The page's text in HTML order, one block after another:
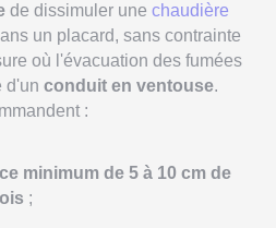
de dissimuler une chaudière
un placard, sans contrainte
où l'évacuation des fumées
d'un conduit en ventouse.
:
minimum de 5 à 10 cm de
;